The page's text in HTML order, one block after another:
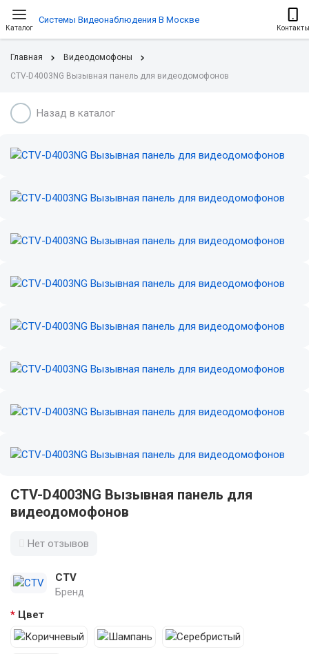
Каталог
Системы Видеонаблюдения В Москве
Контакты
Главная
Видеодомофоны
CTV-D4003NG Вызывная панель для видеодомофонов
Назад в каталог
CTV-D4003NG Вызывная панель для
видеодомофонов
Нет отзывов
CTV
Бренд
Цвет